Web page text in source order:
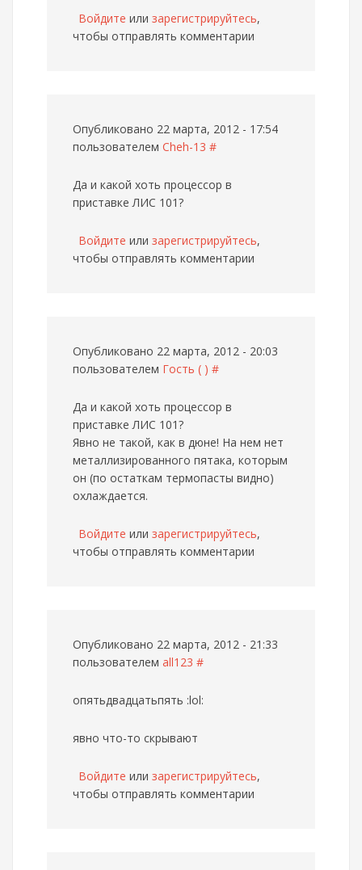
Войдите или зарегистрируйтесь,
чтобы отправлять комментарии
Опубликовано 22 марта, 2012 - 17:54
пользователем Cheh-13 #
Да и какой хоть процессор в
приставке ЛИС 101?
Войдите или зарегистрируйтесь,
чтобы отправлять комментарии
Опубликовано 22 марта, 2012 - 20:03
пользователем Гость ( ) #
Да и какой хоть процессор в
приставке ЛИС 101?
Явно не такой, как в дюне! На нем нет
металлизированного пятака, которым
он (по остаткам термопасты видно)
охлаждается.
Войдите или зарегистрируйтесь,
чтобы отправлять комментарии
Опубликовано 22 марта, 2012 - 21:33
пользователем all123 #
опятьдвадцатьпять :lol:
явно что-то скрывают
Войдите или зарегистрируйтесь,
чтобы отправлять комментарии